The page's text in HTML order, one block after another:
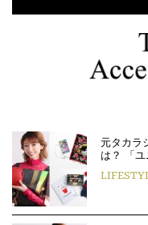
元タカラ
は？ 「